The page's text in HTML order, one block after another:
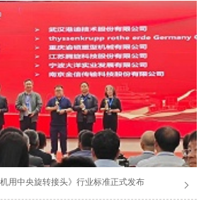
用中央旋转接头》行业标准正式发布